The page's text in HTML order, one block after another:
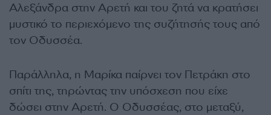
Αλεξάνδρα στην Αρετή και του ζητά να κρατήσει
μυστικό το περιεχόμενο της συζήτησής τους από
τον Οδυσσέα.
Παράλληλα, η Μαρίκα παίρνει τον Πετράκη στο
σπίτι της, τηρώντας την υπόσχεση που είχε
δώσει στην Αρετή. Ο Οδυσσέας, στο μεταξύ,